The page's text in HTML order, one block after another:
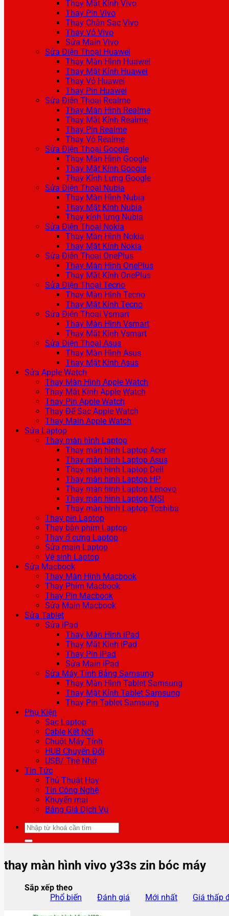
Thay Mặt Kính Vivo
Thay Pin Vivo
Thay Chân Sạc Vivo
Thay Vỏ Vivo
Sửa Main Vivo
Sửa Điện Thoại Huawei
Thay Màn Hình Huawei
Thay Mặt Kính Huawei
Thay Vỏ Huawei
Thay Pin Huawei
Sửa Điện Thoại Realme
Thay Màn Hình Realme
Thay Mặt Kính Realme
Thay Pin Realme
Thay Vỏ Realme
Sửa Điện Thoại Google
Thay Màn Hình Google
Thay Mặt Kính Google
Thay Kính Lưng Google
Sửa Điện Thoại Nubia
Thay Màn Hình Nubia
Thay Mặt Kính Nubia
Thay kính lưng Nubia
Sửa Điện Thoại Nokia
Thay Màn Hình Nokia
Thay Mặt Kính Nokia
Sửa Điện Thoại OnePlus
Thay Màn Hình OnePlus
Thay Mặt Kính OnePlus
Sửa Điện Thoại Tecno
Thay Màn Hình Tecno
Thay Mặt Kính Tecno
Sửa Điện Thoại Vsmart
Thay Màn Hình Vsmart
Thay Mặt Kính Vsmart
Sửa Điện Thoại Asus
Thay Màn Hình Asus
Thay Mặt Kính Asus
Sửa Apple Watch
Thay Màn Hình Apple Watch
Thay Mặt Kính Apple Watch
Thay Pin Apple Watch
Thay Đế Sạc Apple Watch
Thay Main Apple Watch
Sửa Laptop
Thay màn hình Laptop
Thay màn hình Laptop Acer
Thay màn hình Laptop Asus
Thay màn hình Laptop Dell
Thay màn hình Laptop HP
Thay màn hình Laptop Lenovo
Thay màn hình Laptop MSI
Thay màn hình Laptop Toshiba
Thay pin Laptop
Thay bàn phím Laptop
Thay ổ cứng Laptop
Sửa main Laptop
Vệ sinh Laptop
Sửa Macbook
Thay Màn Hình Macbook
Thay Phím Macbook
Thay Pin Macbook
Sửa Main Macbook
Sửa Tablet
Sửa iPad
Thay Màn Hình iPad
Thay Mặt Kính iPad
Thay Pin iPad
Sửa Main iPad
Sửa Máy Tính Bảng Samsung
Thay Màn Hình Tablet Samsung
Thay Mặt Kính Tablet Samsung
Thay Pin Tablet Samsung
Phụ Kiện
Sạc Laptop
Cable Kết Nối
Chuột Máy Tính
HUB Chuyển Đổi
USB/ Thẻ Nhớ
Tin Tức
Thủ Thuật Hay
Tin Công Nghệ
Khuyến mại
Bảng Giá Dịch Vụ
Tìm
kiếm:
thay màn hình vivo y33s zin bóc máy
Sắp xếp theo
Phổ biến
Đánh giá Mới nhất Giá thấp